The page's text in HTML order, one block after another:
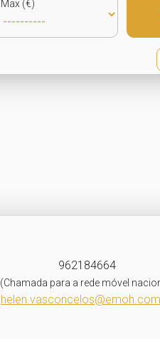
Max (€)
962184664
(Chamada para a rede móvel